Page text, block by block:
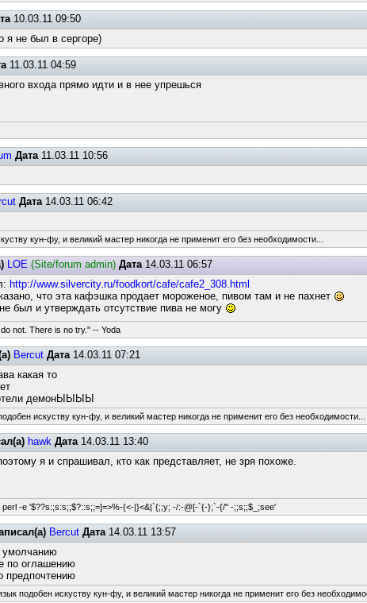
10.03.11 09:50
я не был в сергоре)
11.03.11 04:59
входа прямо идти и в нее упрешься
Дата11.03.11 10:56
Дата14.03.11 06:42
кун-фу, и великий мастер никогда не применит его без необходимости...
LOE (Site/forum admin) Дата14.03.11 06:57
http://www.silvercity.ru/foodkort/cafe/cafe2_308.html
что эта кафэшка продает мороженое, пивом там и не пахнет
был и утверждать отсутствие пива не могу
not. There is no try." -- Yoda
Bercut Дата14.03.11 07:21
какая то
демонЫЫЫЫ
искуству кун-фу, и великий мастер никогда не применит его без необходимости...
hawk Дата14.03.11 13:40
я и спрашивал, кто как представляет, не зря похоже.
perl -e '$??s:;s:s;;$?::s;;=]=>%-{<-|}<&|`{;;y; -/:-@[-`{-};`-{/" -;;s;;$_;see'
Bercut Дата14.03.11 13:57
умолчанию
по оглашению
предпочтению
подобен искуству кун-фу, и великий мастер никогда не применит его без